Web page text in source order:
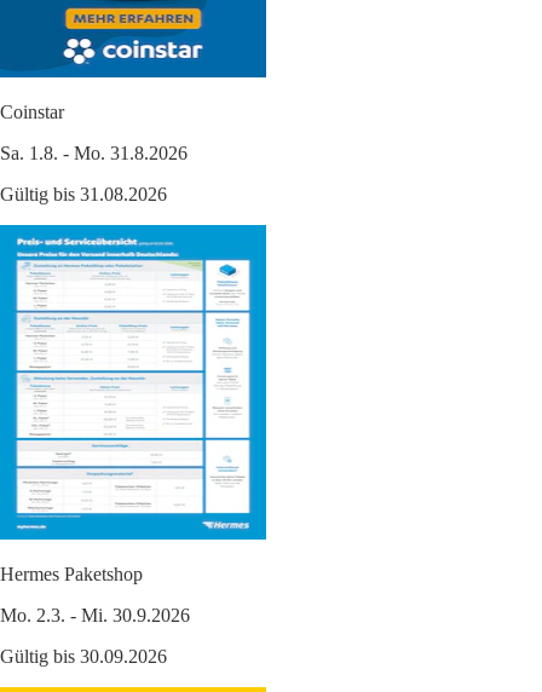
Coinstar
Sa. 1.8. - Mo. 31.8.2026
Gültig bis 31.08.2026
Hermes Paketshop
Mo. 2.3. - Mi. 30.9.2026
Gültig bis 30.09.2026